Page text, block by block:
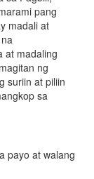
pang
madali at
at madaling
ng
suriin at piliin
sa
payo at walang